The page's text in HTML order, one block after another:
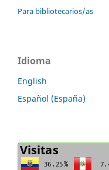
Para bibliotecarios/as
Idioma
English
Español (España)